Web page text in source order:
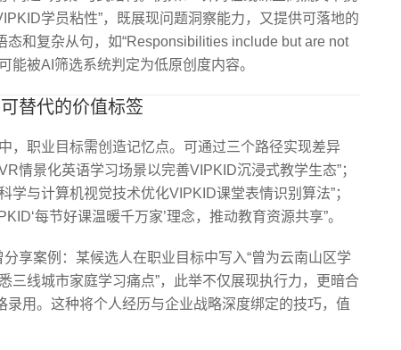
学员粘性”，既展现问题洞察能力，又提供可落地的
和复杂从句，如“Responsibilities include but are not
能被AI筛选系统判定为低原创度内容。
替代的价值标签
，职业目标需创造记忆点。可通过三个路径实现差异
情景化英语学习场景以完善VIPKID沉浸式教学生态”；
学与计算机视觉技术优化VIPKID课堂表情识别算法”；
每节好课温暖千万家’理念，推动教育资源共享”。
享案例：某候选人在职业目标中写入“曾为云南山区学
三线城市家庭学习痛点”，此举不仅展现执行力，更暗合
录用。这种将个人经历与企业战略深度绑定的技巧，值